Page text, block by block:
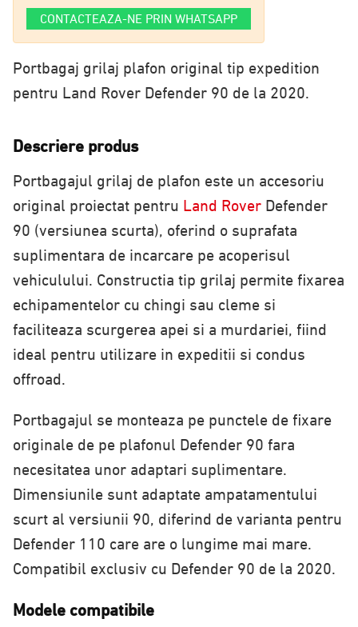
CONTACTEAZA-NE PRIN WHATSAPP
Portbagaj grilaj plafon original tip expedition
pentru Land Rover Defender 90 de la 2020.
Descriere produs
Portbagajul grilaj de plafon este un accesoriu
original proiectat pentru Land Rover Defender
90 (versiunea scurta), oferind o suprafata
suplimentara de incarcare pe acoperisul
vehiculului. Constructia tip grilaj permite fixarea
echipamentelor cu chingi sau cleme si
faciliteaza scurgerea apei si a murdariei, fiind
ideal pentru utilizare in expeditii si condus
offroad.
Portbagajul se monteaza pe punctele de fixare
originale de pe plafonul Defender 90 fara
necesitatea unor adaptari suplimentare.
Dimensiunile sunt adaptate ampatamentului
scurt al versiunii 90, diferind de varianta pentru
Defender 110 care are o lungime mai mare.
Compatibil exclusiv cu Defender 90 de la 2020.
Modele compatibile